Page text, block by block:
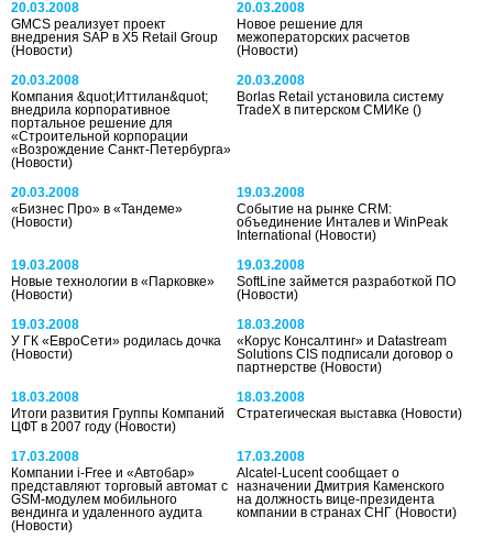
20.03.2008
GMCS реализует проект
внедрения SAP в X5 Retail Group
(Новости)
20.03.2008
Новое решение для
межоператорских расчетов
(Новости)
20.03.2008
Компания &quot;Иттилан&quot;
внедрила корпоративное
портальное решение для
«Строительной корпорации
«Возрождение Санкт-Петербурга»
(Новости)
20.03.2008
Borlas Retail установила систему
TradeX в питерском СМИКе()
20.03.2008
«Бизнес Про» в «Тандеме»
(Новости)
19.03.2008
Событие на рынке CRM:
объединение Инталев и WinPeak
International(Новости)
19.03.2008
Новые технологии в «Парковке»
(Новости)
19.03.2008
SoftLine займется разработкой ПО
(Новости)
19.03.2008
У ГК «ЕвроСети» родилась дочка
(Новости)
18.03.2008
«Корус Консалтинг» и Datastream
Solutions CIS подписали договор о
партнерстве(Новости)
18.03.2008
Итоги развития Группы Компаний
ЦФТ в 2007 году (Новости)
18.03.2008
Стратегическая выставка(Новости)
17.03.2008
Компании i-Free и «Автобар»
представляют торговый автомат с
GSM-модулем мобильного
вендинга и удаленного аудита
(Новости)
17.03.2008
Alcatel-Lucent сообщает о
назначении Дмитрия Каменского
на должность вице-президента
компании в странах СНГ(Новости)